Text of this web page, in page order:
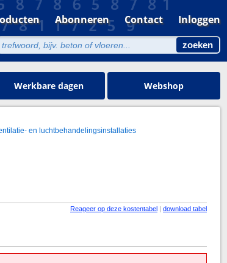
Abonneren Contact Inloggen
Werkbare dagen Webshop
en luchtbehandelingsinstallaties
Reageer op deze kostentabel | download tabel